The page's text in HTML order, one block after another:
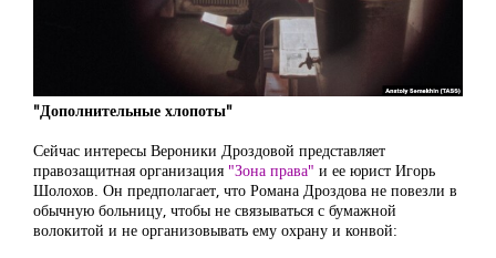
"Дополнительные хлопоты"
Сейчас интересы Вероники Дроздовой представляет
правозащитная организация "Зона права" и ее юрист Игорь
Шолохов. Он предполагает, что Романа Дроздова не повезли в
обычную больницу, чтобы не связываться с бумажной
волокитой и не организовывать ему охрану и конвой: